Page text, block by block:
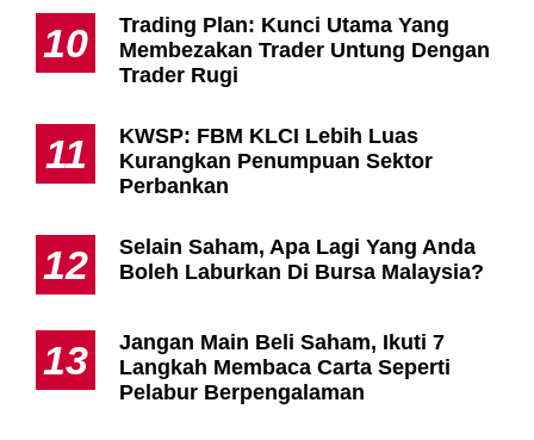
10
Trading Plan: Kunci Utama Yang
Membezakan Trader Untung Dengan
Trader Rugi
11
KWSP: FBM KLCI Lebih Luas
Kurangkan Penumpuan Sektor
Perbankan
12
Selain Saham, Apa Lagi Yang Anda
Boleh Laburkan Di Bursa Malaysia?
13
Jangan Main Beli Saham, Ikuti 7
Langkah Membaca Carta Seperti
Pelabur Berpengalaman